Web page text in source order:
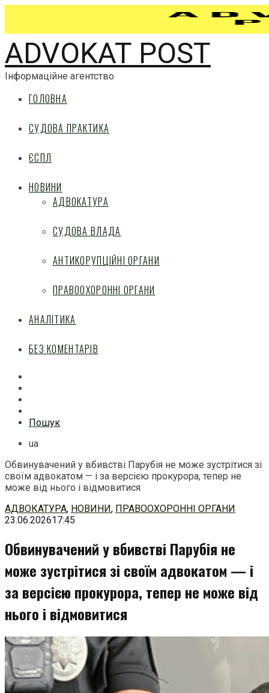
ADVOKAT POST
Інформаційне агентство
ГОЛОВНА
СУДОВА ПРАКТИКА
ЄСПЛ
НОВИНИ
АДВОКАТУРА
СУДОВА ВЛАДА
АНТИКОРУПЦІЙНІ ОРГАНИ
ПРАВООХОРОННІ ОРГАНИ
АНАЛІТИКА
БЕЗ КОМЕНТАРІВ
Пошук
ua
Обвинувачений у вбивстві Парубія не може зустрітися зі
своїм адвокатом — і за версією прокурора, тепер не
може від нього і відмовитися
Перейти
до
АДВОКАТУРА, НОВИНИ, ПРАВООХОРОННІ ОРГАНИ
23.06.202617:45
Обвинувачений у вбивстві Парубія не
може зустрітися зі своїм адвокатом — і
за версією прокурора, тепер не може від
нього і відмовитися